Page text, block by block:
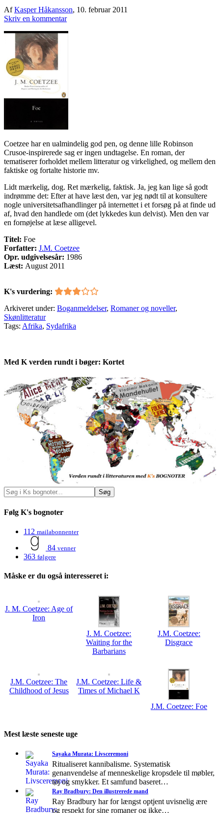
AfKasper Håkansson, 10. februar 2011
Skriv en kommentar
Coetzee har en ualmindelig god pen, og denne lille Robinson
Crusoe-inspirerede sag er ingen undtagelse. En roman, der
tematiserer forholdet mellem litteratur og virkelighed, og mellem den
faktiske og fortalte historie mv.
Lidt mærkelig, dog. Ret mærkelig, faktisk. Ja, jeg kan lige så godt
indrømme det: Efter at have læst den, var jeg nødt til at konsultere
nogle universitetsafhandlinger på internettet i et forsøg på at finde ud
af, hvad den handlede om (det lykkedes kun delvist). Men den var
en fornøjelse at læse alligevel.
Titel: Foe
Forfatter: J.M. Coetzee
Opr. udgivelsesår: 1986
Læst: August 2011
K's vurdering:
Arkiveret under: Boganmeldelser, Romaner og noveller,
Skønlitteratur
Tags: Afrika, Sydafrika
Med K verden rundt i bøger: Kortet
Følg K's bognoter
112 mailabonnenter
84 venner
363 følgere
Måske er du også interesseret i:
J. M. Coetzee: Age of
Iron
J. M. Coetzee:
Waiting for the
Barbarians
J.M. Coetzee:
Disgrace
J.M. Coetzee: The
Childhood of Jesus
J.M. Coetzee: Life &
Times of Michael K
J.M. Coetzee: Foe
Mest læste seneste uge
Sayaka Murata: Livsceremoni
Ritualiseret kannibalisme. Systematisk
genanvendelse af menneskelige kropsdele til møbler,
tøj og smykker. Et samfund baseret…
Ray Bradbury: Den illustrerede mand
Ray Bradbury har for længst optjent uvisnelig ære
og respekt for sine romaner og ikke…